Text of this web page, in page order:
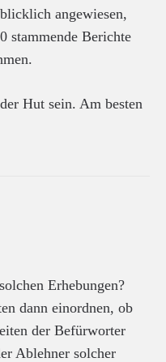
angewiesen,
stammende Berichte
Hut sein. Am besten
Erhebungen?
dann einordnen, ob
der Befürworter
Ablehner solcher